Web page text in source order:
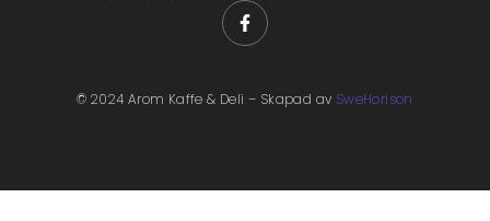
© 2024 Arom Kaffe & Deli – Skapad av SweHorison